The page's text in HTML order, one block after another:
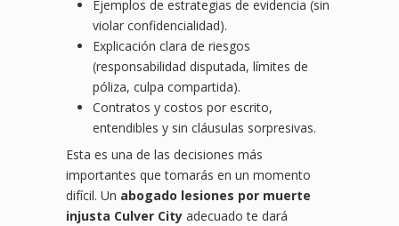
Ejemplos de estrategias de evidencia (sin
violar confidencialidad).
Explicación clara de riesgos
(responsabilidad disputada, límites de
póliza, culpa compartida).
Contratos y costos por escrito,
entendibles y sin cláusulas sorpresivas.
Esta es una de las decisiones más
importantes que tomarás en un momento
difícil. Un abogado lesiones por muerte
injusta Culver City adecuado te dará